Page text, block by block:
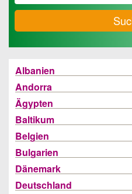
Albanien
Andorra
Ägypten
Baltikum
Belgien
Bulgarien
Dänemark
Deutschland